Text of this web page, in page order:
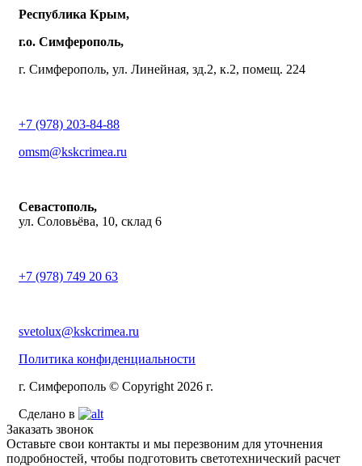
Республика Крым,
г.о. Симферополь,
г. Симферополь, ул. Линейная, зд.2, к.2, помещ. 224
+7 (978) 203-84-88
omsm@kskcrimea.ru
Севастополь,
ул. Соловьёва, 10, склад 6
+7 (978) 749 20 63
svetolux@kskcrimea.ru
Политика конфиденциальности
г. Симферополь © Copyright 2026 г.
Сделано в
Заказать звонок
Оставьте свои контакты и мы перезвоним для уточнения
подробностей, чтобы подготовить светотехнический расчет